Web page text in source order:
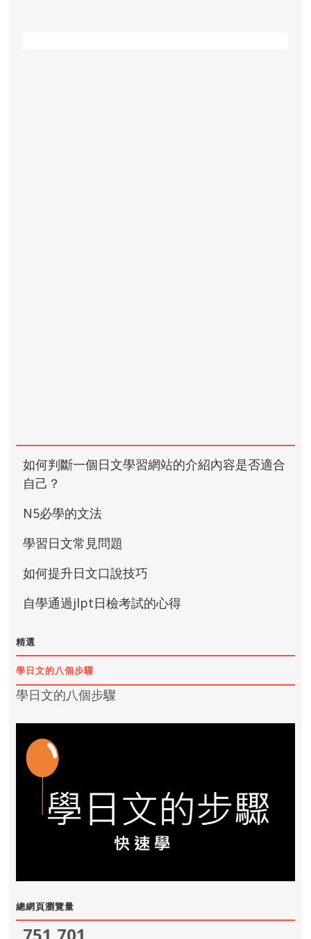
如何判斷一個日文學習網站的介紹內容是否適合
自己？
N5必學的文法
學習日文常見問題
如何提升日文口說技巧
自學通過jlpt日檢考試的心得
精選
學日文的八個步驟
學日文的八個步驟
總網頁瀏覽量